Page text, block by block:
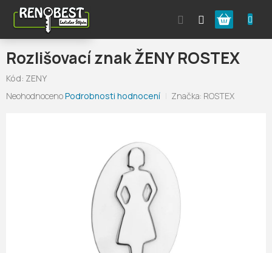
obsah
Nákupní
košík
Rozlišovací znak ŽENY ROSTEX
Kód: ZENY
Průměrné
NeohodnocenoPodrobnosti hodnocení Značka: ROSTEX